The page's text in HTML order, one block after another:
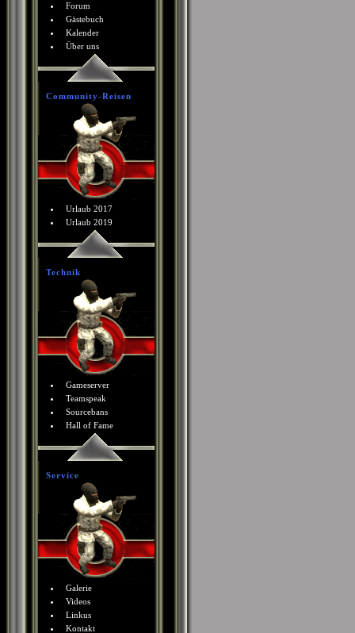
Forum
Gästebuch
Kalender
Über uns
Community-Reisen
Urlaub 2017
Urlaub 2019
Technik
Gameserver
Teamspeak
Sourcebans
Hall of Fame
Service
Galerie
Videos
Linkus
Kontakt